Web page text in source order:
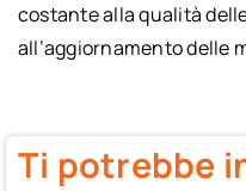
costante alla qualità
all’aggiornamento delle
Ti potrebbe